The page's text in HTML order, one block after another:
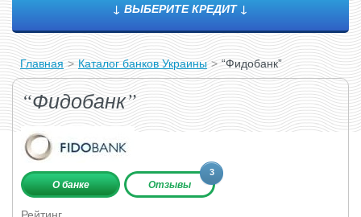
↓ ВЫБЕРИТЕ КРЕДИТ ↓
Главная > Каталог банков Украины > “Фидобанк”
“Фидобанк”
О банке Отзывы
3